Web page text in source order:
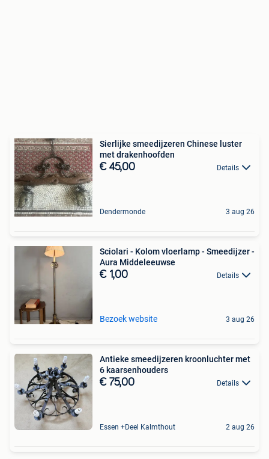
Sierlijke smeedijzeren Chinese luster
met drakenhoofden
€ 45,00 Details
Dendermonde 3 aug 26
Sciolari - Kolom vloerlamp - Smeedijzer -
Aura Middeleeuwse
€ 1,00 Details
Bezoek website 3 aug 26
Antieke smeedijzeren kroonluchter met
6 kaarsenhouders
€ 75,00 Details
Essen +Deel Kalmthout 2 aug 26